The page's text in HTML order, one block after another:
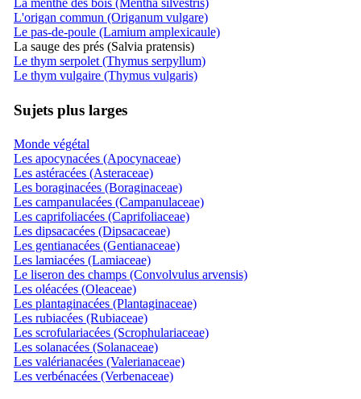
L'origan commun (Origanum vulgare)
Le pas-de-poule (Lamium amplexicaule)
La sauge des prés (Salvia pratensis)
Le thym serpolet (Thymus serpyllum)
Le thym vulgaire (Thymus vulgaris)
Sujets plus larges
Monde végétal
Les apocynacées (Apocynaceae)
Les astéracées (Asteraceae)
Les boraginacées (Boraginaceae)
Les campanulacées (Campanulaceae)
Les caprifoliacées (Caprifoliaceae)
Les dipsacacées (Dipsacaceae)
Les gentianacées (Gentianaceae)
Les lamiacées (Lamiaceae)
Le liseron des champs (Convolvulus arvensis)
Les oléacées (Oleaceae)
Les plantaginacées (Plantaginaceae)
Les rubiacées (Rubiaceae)
Les scrofulariacées (Scrophulariaceae)
Les solanacées (Solanaceae)
Les valérianacées (Valerianaceae)
Les verbénacées (Verbenaceae)